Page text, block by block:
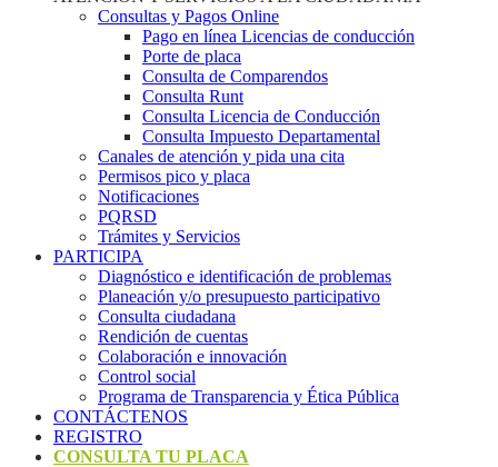
Consultas y Pagos Online
Pago en línea Licencias de conducción
Porte de placa
Consulta de Comparendos
Consulta Runt
Consulta Licencia de Conducción
Consulta Impuesto Departamental
Canales de atención y pida una cita
Permisos pico y placa
Notificaciones
PQRSD
Trámites y Servicios
PARTICIPA
Diagnóstico e identificación de problemas
Planeación y/o presupuesto participativo​
Consulta ciudadana
Rendición de cuentas
Colaboración e innovación
Control social
Programa de Transparencia y Ética Pública
CONTÁCTENOS
REGISTRO
CONSULTA TU PLACA